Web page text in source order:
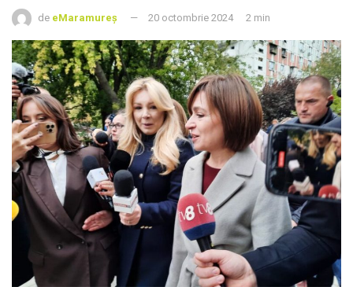
de eMaramureș 20 octombrie 2024 2 min